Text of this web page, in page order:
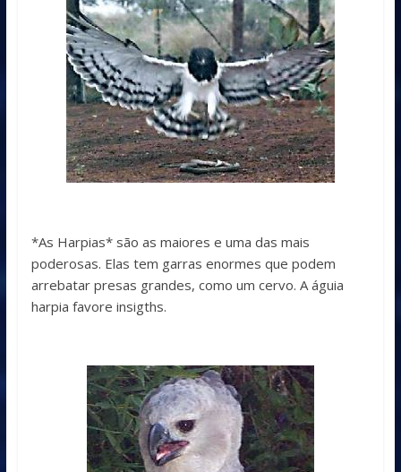
*As Harpias* são as maiores e uma das mais
poderosas. Elas tem garras enormes que podem
arrebatar presas grandes, como um cervo. A águia
harpia favore insigths.